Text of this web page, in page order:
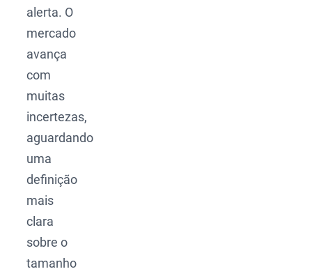
alerta. O
mercado
avança
com
muitas
incertezas,
aguardando
uma
definição
mais
clara
sobre o
tamanho